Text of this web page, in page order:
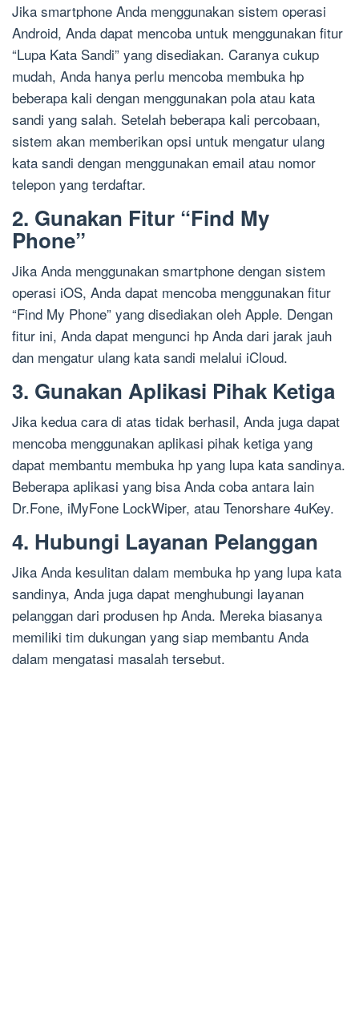
Jika smartphone Anda menggunakan sistem operasi
Android, Anda dapat mencoba untuk menggunakan fitur
“Lupa Kata Sandi” yang disediakan. Caranya cukup
mudah, Anda hanya perlu mencoba membuka hp
beberapa kali dengan menggunakan pola atau kata
sandi yang salah. Setelah beberapa kali percobaan,
sistem akan memberikan opsi untuk mengatur ulang
kata sandi dengan menggunakan email atau nomor
telepon yang terdaftar.
2. Gunakan Fitur “Find My
Phone”
Jika Anda menggunakan smartphone dengan sistem
operasi iOS, Anda dapat mencoba menggunakan fitur
“Find My Phone” yang disediakan oleh Apple. Dengan
fitur ini, Anda dapat mengunci hp Anda dari jarak jauh
dan mengatur ulang kata sandi melalui iCloud.
3. Gunakan Aplikasi Pihak Ketiga
Jika kedua cara di atas tidak berhasil, Anda juga dapat
mencoba menggunakan aplikasi pihak ketiga yang
dapat membantu membuka hp yang lupa kata sandinya.
Beberapa aplikasi yang bisa Anda coba antara lain
Dr.Fone, iMyFone LockWiper, atau Tenorshare 4uKey.
4. Hubungi Layanan Pelanggan
Jika Anda kesulitan dalam membuka hp yang lupa kata
sandinya, Anda juga dapat menghubungi layanan
pelanggan dari produsen hp Anda. Mereka biasanya
memiliki tim dukungan yang siap membantu Anda
dalam mengatasi masalah tersebut.